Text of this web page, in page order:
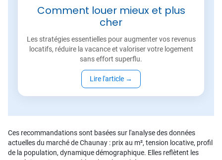
Comment louer mieux et plus
cher
Les stratégies essentielles pour augmenter vos revenus
locatifs, réduire la vacance et valoriser votre logement
sans effort superflu.
Lire l'article →
Ces recommandations sont basées sur l'analyse des données
actuelles du marché de Chaunay : prix au m², tension locative, profil
de la population, dynamique démographique. Elles reflètent les